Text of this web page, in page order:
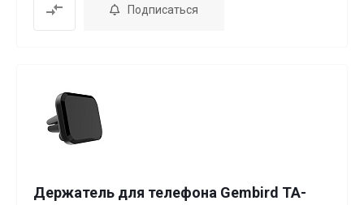
Подписаться
Держатель для телефона Gembird TA-